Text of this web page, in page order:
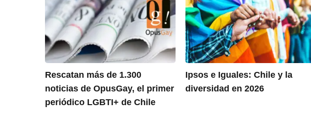
Rescatan más de 1.300
noticias de OpusGay, el primer
periódico LGBTI+ de Chile
Ipsos e Iguales: Chile y la
diversidad en 2026